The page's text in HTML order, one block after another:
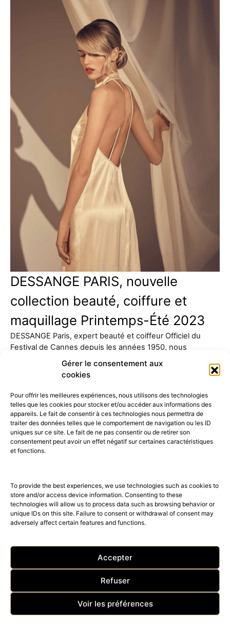
Gérer le consentement aux
cookies
Pour offrir les meilleures expériences, nous utilisons des technologies
telles que les cookies pour stocker et/ou accéder aux informations des
appareils. Le fait de consentir à ces technologies nous permettra de
traiter des données telles que le comportement de navigation ou les ID
uniques sur ce site. Le fait de ne pas consentir ou de retirer son
consentement peut avoir un effet négatif sur certaines caractéristiques
et fonctions.
To provide the best experiences, we use technologies such as cookies to
store and/or access device information. Consenting to these
technologies will allow us to process data such as browsing behavior or
unique IDs on this site. Failure to consent or withdrawal of consent may
adversely affect certain features and functions.
Accepter
Refuser
Voir les préférences
DESSANGE PARIS, nouvelle
collection beauté, coiffure et
maquillage Printemps-Été 2023
DESSANGE Paris, expert beauté et coiffeur Officiel du
Festival de Cannes depuis les années 1950, nous
52K 15K
BEST OF LUXE
SHOP – TRAVEL – CLUB
Acheter The Right Number
Contact